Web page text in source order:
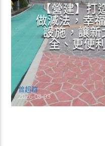
【營建】打
做減法，幸
設施，讓
全、更便
曾超群
2026-08-03